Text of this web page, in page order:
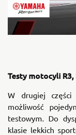
Testy motocyli R3,
W drugiej części
możliwość
testowym. Do
klasie lekkich